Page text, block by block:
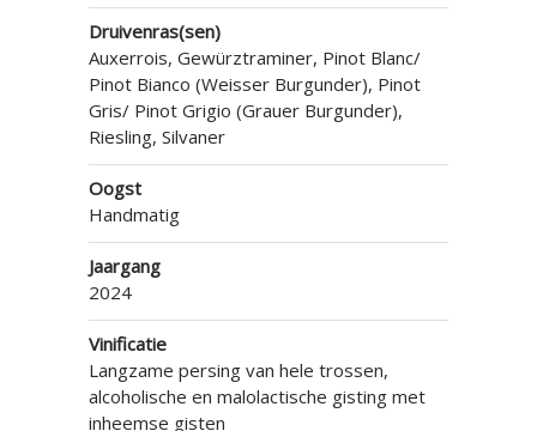
Druivenras(sen)
Auxerrois, Gewürztraminer, Pinot Blanc/
Pinot Bianco (Weisser Burgunder), Pinot
Gris/ Pinot Grigio (Grauer Burgunder),
Riesling, Silvaner
Oogst
Handmatig
Jaargang
2024
Vinificatie
Langzame persing van hele trossen,
alcoholische en malolactische gisting met
inheemse gisten